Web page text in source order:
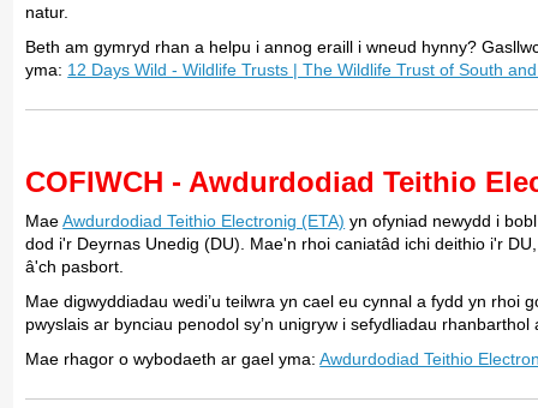
natur.
Beth am gymryd rhan a helpu i annog eraill i wneud hynny?
yma: 12 Days Wild - Wildlife Trusts | The Wildlife Trust of South
COFIWCH - Awdurdodiad Teithio
MaeAwdurdodiad Teithio Electronig (ETA) yn ofyniad newydd i
dod i'r Deyrnas Unedig (DU). Mae'n rhoi caniatâd ichi deithio i'r
â'ch pasbort.
Mae digwyddiadau wedi’u teilwra yn cael eu cynnal a fydd yn rhoi
pwyslais ar bynciau penodol sy’n unigryw i sefydliadau rhanbarthol
Mae rhagor o wybodaeth ar gael yma:Awdurdodiad Teithio